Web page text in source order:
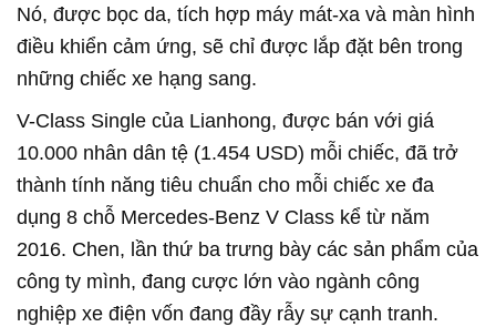
Nó, được bọc da, tích hợp máy mát-xa và màn hình
điều khiển cảm ứng, sẽ chỉ được lắp đặt bên trong
những chiếc xe hạng sang.
V-Class Single của Lianhong, được bán với giá
10.000 nhân dân tệ (1.454 USD) mỗi chiếc, đã trở
thành tính năng tiêu chuẩn cho mỗi chiếc xe đa
dụng 8 chỗ Mercedes-Benz V Class kể từ năm
2016. Chen, lần thứ ba trưng bày các sản phẩm của
công ty mình, đang cược lớn vào ngành công
nghiệp xe điện vốn đang đầy rẫy sự cạnh tranh.